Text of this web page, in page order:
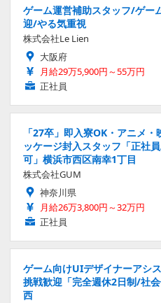
ゲーム運営補助スタッフ/ゲー
迎/やる気重視
株式会社Le Lien
大阪府
月給29万5,900円～55万円
正社員
「27卒」即入寮OK・アニメ
ッケージ封入スタッフ「正社
可」横浜市西区南幸1丁目
株式会社GUM
神奈川県
月給26万3,800円～32万円
正社員
ゲーム向けUIデザイナーアシ
挑戦歓迎「完全週休2日制/社
西